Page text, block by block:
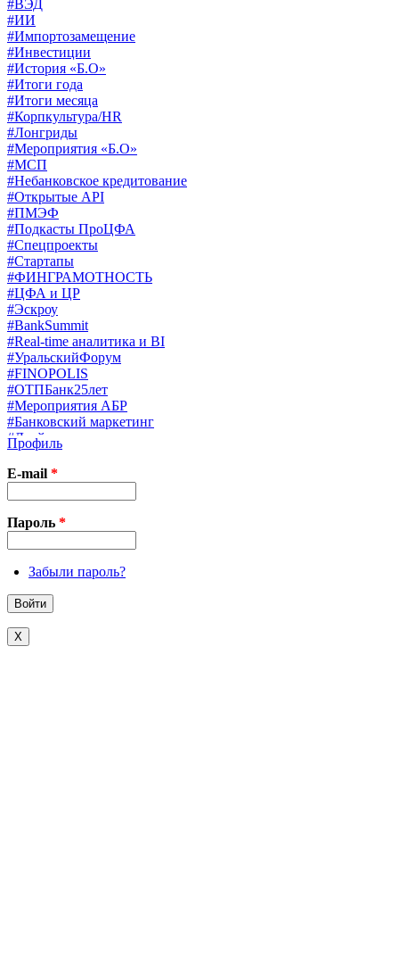
#ВЭД
#ИИ
#Импортозамещение
#Инвестиции
#История «Б.О»
#Итоги года
#Итоги месяца
#Корпкультура/HR
#Лонгриды
#Мероприятия «Б.О»
#МСП
#Небанковское кредитование
#Открытые API
#ПМЭФ
#Подкасты ПроЦФА
#Спецпроекты
#Стартапы
#ФИНГРАМОТНОСТЬ
#ЦФА и ЦР
#Эскроу
#BankSummit
#Real-time аналитика и BI
#УральскийФорум
#FINOPOLIS
#ОТПБанк25лет
#Мероприятия АБР
#Банковский маркетинг
#Драйверы страхования
#Финконгресс ЦБ
#PB&WM
#UX/CX
#Экосистемы
X
Профиль
E-mail *
Пароль *
Забыли пароль?
X